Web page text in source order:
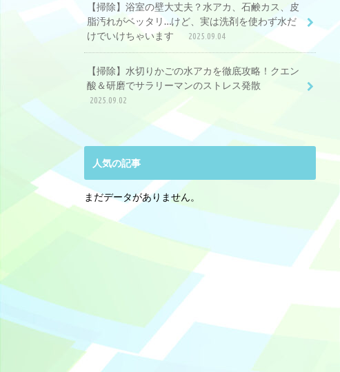
【掃除】浴室の壁大丈夫？水アカ、石鹸カス、皮
脂汚れがベッタリ…けど、実は洗剤を使わず水だ
けでいけちゃいます
2025.09.04
【掃除】水切りかごの水アカを徹底攻略！クエン
酸＆研磨でサラリーマンのストレス発散
2025.09.02
人気の記事
まだデータがありません。